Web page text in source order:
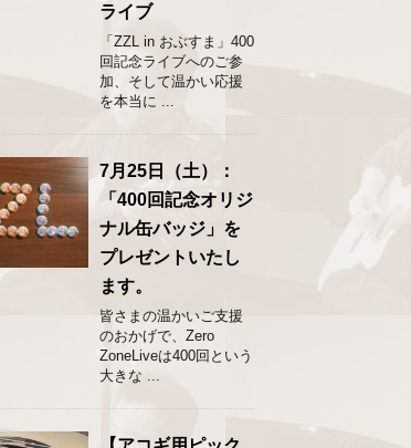
ライブ
「ZZL in おぶすま」400
回記念ライブへのご参
加、そして温かい応援
を本当に ...
7月25日（土）：
「400回記念オリジ
ナル缶バッジ」を
プレゼントいたし
ます。
皆さまの温かいご支援
のおかげで、Zero
ZoneLiveは400回という
大きな ...